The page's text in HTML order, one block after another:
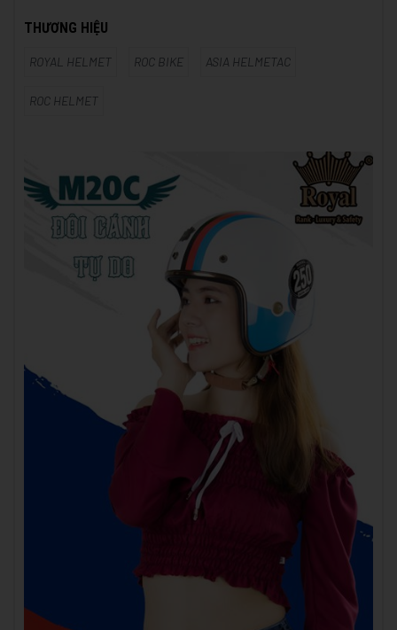
THƯƠNG HIỆU
ROYAL HELMET ROC BIKE ASIA HELMETAC
ROC HELMET